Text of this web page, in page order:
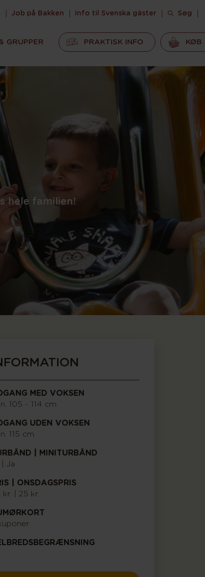
Job på Bakken Info til Svenska gäster Søg
GRUPPER PRAKTISK INFO KØB
hele familien!
MED VOKSEN
105 - 114 cm
UDEN VOKSEN
115 cm
| MINITURBÅND
| Ja
| ONSDAGSPRIS
kr. | 25 kr.